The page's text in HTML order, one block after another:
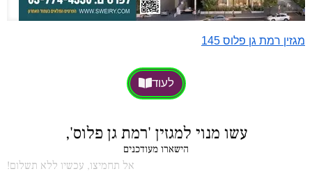
מגזין רמת גן פלוס 145
לעוד
עשו מנוי למגזין 'רמת גן פלוס',
הישארו מעודכנים
אל תחמיצו, עכשיו ללא תשלום!